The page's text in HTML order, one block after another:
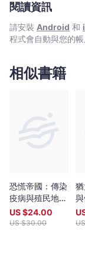
五
千
年
貿
易
版】
-
威
廉‧
茶葉,香料,糖,石油等
來的貿易征程，見
如何為人類帶來顛
巨大政治抗爭與分
增長知識,膽識與見識
閱讀資訊
請安裝 Android 和
程式會自動與您的
相似書籍
恐慌帝國：傳染
疫病與殖民地的
憂慮
US $24.00
US $30.00
散